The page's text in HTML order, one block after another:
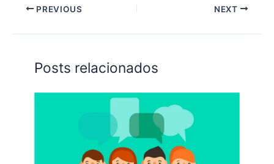
PREVIOUS NEXT
Posts relacionados